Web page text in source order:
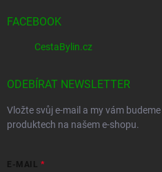
FACEBOOK
CestaBylin.cz
ODEBÍRAT NEWSLETTER
Vložte svůj e-mail a my vám
produktech na našem e-shopu.
E-MAIL